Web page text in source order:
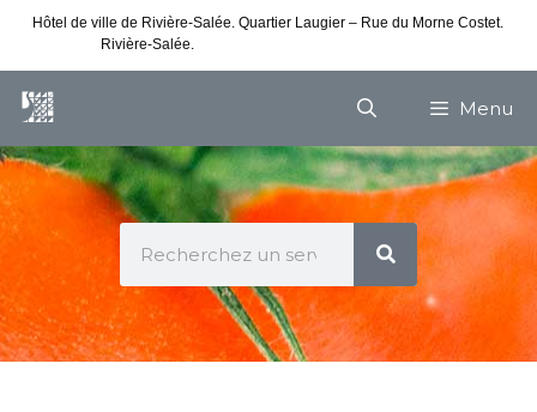
Hôtel de ville de Rivière-Salée. Quartier Laugier – Rue du Morne Costet.
Rivière-Salée.
Menu